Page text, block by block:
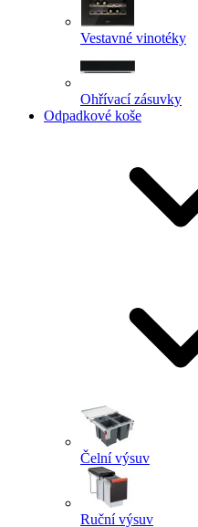
Vestavné vinotéky
Ohřívací zásuvky
Odpadkové koše
Čelní výsuv
Ruční výsuv